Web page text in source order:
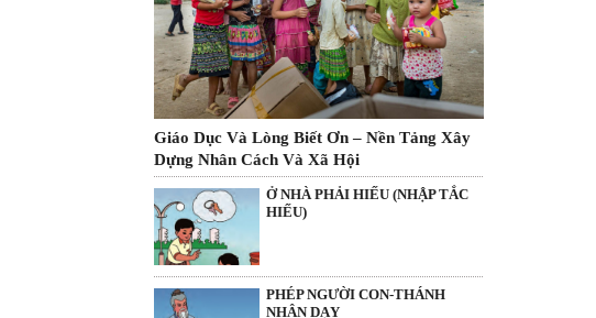
Giáo Dục Và Lòng Biết Ơn – Nền Tảng Xây
Dựng Nhân Cách Và Xã Hội
Ở NHÀ PHẢI HIẾU (NHẬP TẮC
HIẾU)
PHÉP NGƯỜI CON-THÁNH
NHÂN DẠY